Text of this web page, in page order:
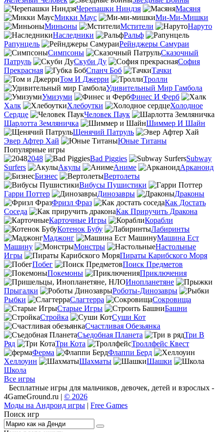
Черепашки Ниндзя
Масяня
Микки Маус
Ми-Ми-Мишки
Миньоны
Мстители
Наруто
Наследники
Ральф
Рапунцель
Рейнджеры Самураи
Симпсоны
Сказочный
Патруль
Скуби Ду
София
Прекрасная
Спанч Боб
Тачки
Том И Джерри
Тролли
Удивительный Мир Гамбола
Умизуми
Финес И Ферб
Халк
Хлебоутки
Холодное
Сердце
Человек Паук
Шарлотта Земляничка
Шиммер И Шайн
Щенячий Патруль
Эвер Афтер Хай
Юные Титаны
Популярные игры
2048
Bad Piggies
Subway
Surfers
Акулы Аниме
Арканоид
Бизнес
Вертолеты
Вибусы Пушистики
Гарри Поттер
Динозавры
Драконы
Фризл Фраз
Как Достать
Соседа
Как Приручить Дракона
Карточные Игры
Корабли
Котенок Бубу
Лабиринты
Маджонг
Машина Ест
Машину
Монстры
Настольные
Игры
Пираты Карибского Моря
Побег
Поиск Предметов
Покемоны
Приключения
Инопланетяне
Прыгалки
Роботы-Динозавры
Рыбки
Слагтерра
Сокровища
Старые Игры
Башни
Стройка
Суши Кот
Счастливая Обезьянка
Съедобная Планета
Три В
Ряд
Три Кота
Троллфейс Квест
Ферма
Флаппи Берд
Хеллоуин
Шахматы
Шашки
Школа
Все игры
Бесплатные игры для мальчиков, девочек, детей и взрослых -
4GameGround.ru | © 2026
Моды на Андроид игры | Free Games
Поиск игр